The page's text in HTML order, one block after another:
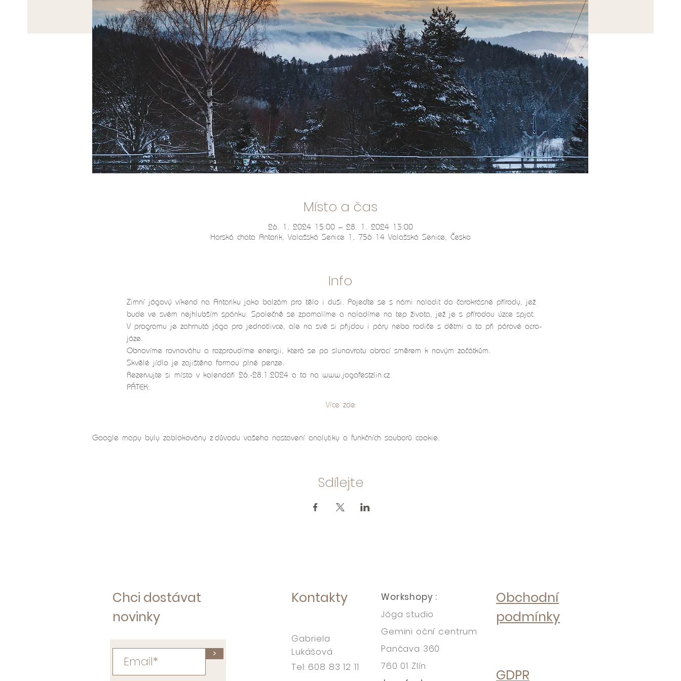
Místo a čas
26. 1. 2024 15:00 – 28. 1. 2024 13:00
Horská chata Antarik, Valašská Senice 1, 756 14 Valašská Senice, Česko
Info
Zimní jógový víkend na Antariku jako balzám pro tělo i duši. Pojeďte se s námi naladit do čarokrásné přírody, jež
bude ve svém nejhlubším spánku. Společně se zpomalíme a naladíme na tep života, jež je s přírodou úzce spjat.
V programu je zahrnutá jóga pro jednotlivce, ale na své si přijdou i páry nebo rodiče s dětmi a to při párové acro-
józe.
Obnovíme rovnováhu a rozproudíme energii, která se po slunovratu obrací směrem k novým začátkům.
Skvělé jídlo je zajištěno formou plné penze.
Rezervujte si místo v kalendáři 26.-28.1.2024 a to na www.jogafestzlin.cz
PÁTEK:
Více zde
Google mapy byly zablokovány z důvodu vašeho nastavení analytiky a funkčních souborů cookie.
Sdílejte
Chci dostávat
novinky
>
Kontakty
Gabriela
Lukášová
Tel: 608 83 12 11
Workshopy :
Jóga studio
Gemini oční centrum
Pančava 360
760 01 Zlín
Obchodní
podmínky
GDPR